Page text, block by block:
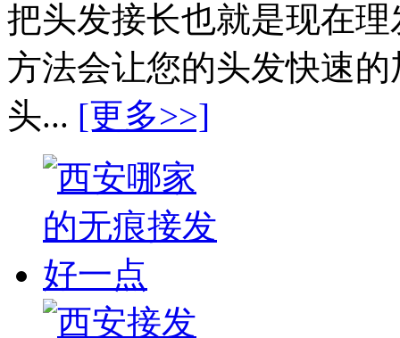
把头发接长也就是现在
方法会让您的头发快速
头... [更多>>]